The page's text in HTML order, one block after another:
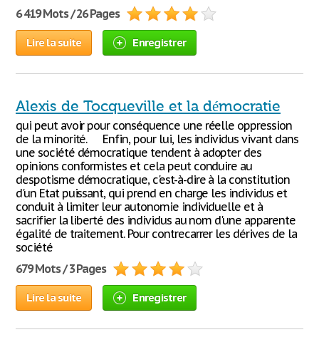
6 419 Mots / 26 Pages
Lire la suite Enregistrer
Alexis de Tocqueville et la démocratie
qui peut avoir pour conséquence une réelle oppression
de la minorité. Enfin, pour lui, les individus vivant dans
une société démocratique tendent à adopter des
opinions conformistes et cela peut conduire au
despotisme démocratique, c'est-à-dire à la constitution
d'un Etat puissant, qui prend en charge les individus et
conduit à limiter leur autonomie individuelle et à
sacrifier la liberté des individus au nom d'une apparente
égalité de traitement. Pour contrecarrer les dérives de la
société
679 Mots / 3 Pages
Lire la suite Enregistrer